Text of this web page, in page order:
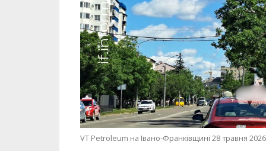
VT Petroleum на Івано-Франківщині 28 травня